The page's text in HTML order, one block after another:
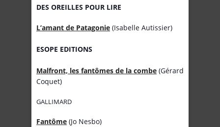
DES OREILLES POUR LIRE
L’amant de Patagonie (Isabelle Autissier)
ESOPE EDITIONS
Malfront, les fantômes de la combe (Gérard
Coquet)
GALLIMARD
Fantôme (Jo Nesbo)